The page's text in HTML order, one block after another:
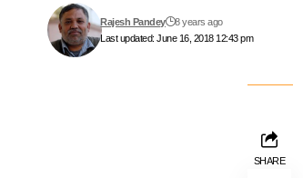
Last updated: June 16, 2018 12:43 pm
Rajesh Pandey 8 years ago
SHARE